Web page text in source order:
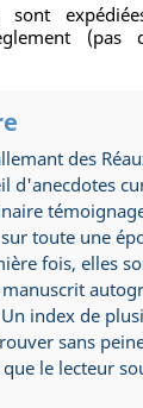
sont
(pas
des
d'anecdotes
toute une
fois, elles
index de
sans
le lecteur